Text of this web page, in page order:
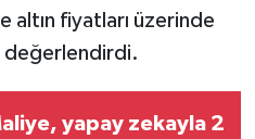
altın fiyatları üzerinde
değerlendirdi.
yapay zekayla 2